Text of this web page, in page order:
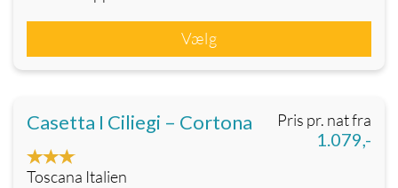
Vælg
Pris pr. nat fra
1.079,-
Casetta I Ciliegi – Cortona
Toscana Italien